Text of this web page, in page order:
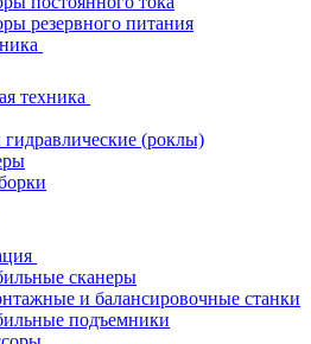
резервного питания
техника
(роклы)
сканеры
и балансировочные станки
подъемники